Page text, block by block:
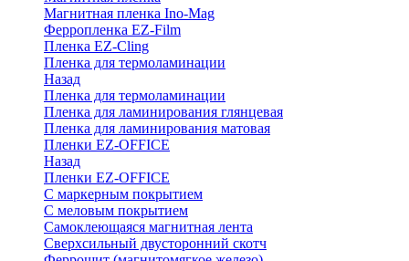
Магнитная пленка Ino-Mag
Ферропленка EZ-Film
Пленка EZ-Cling
Пленка для термоламинации
Назад
Пленка для термоламинации
Пленка для ламинирования глянцевая
Пленка для ламинирования матовая
Пленки EZ-OFFICE
Назад
Пленки EZ-OFFICE
С маркерным покрытием
С меловым покрытием
Самоклеющаяся магнитная лента
Сверхсильный двусторонний скотч